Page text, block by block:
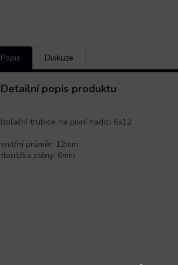
Popis Diskuze
Detailní popis produktu
Izolační trubice na pivní hadici 6x12
vnitřní průměr: 12mm
tloušťka stěny: 6mm